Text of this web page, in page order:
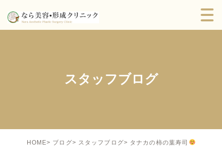
スタッフブログ
HOME ブログ スタッフブログ タナカの柿の葉寿司